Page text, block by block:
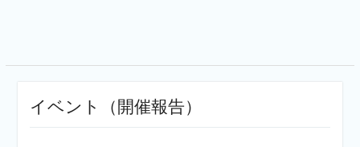
ゲ
シイベント（開催報告）